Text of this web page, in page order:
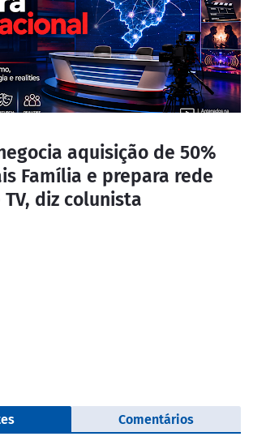
aquisição de 50%
Família e prepara rede
diz colunista
Comentários